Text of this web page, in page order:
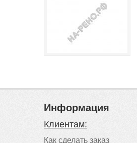
Информация
Клиентам:
Как сделать заказ